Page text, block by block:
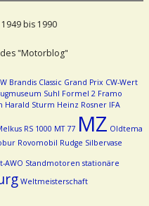
bis 1990
"Motorblog"
Brandis Classic Grand Prix CW-Wert
Suhl Formel 2 Framo
Harald Sturm Heinz Rosner IFA
RS 1000 MT 77 MZ Oldtema
Rovomobil Rudge Silbervase
AWO Standmotoren stationäre
Weltmeisterschaft